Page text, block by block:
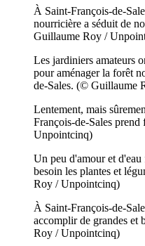
À Saint-François-de-
nourricière a séduit de
Guillaume Roy /
Les jardiniers amateurs
pour aménager la forêt
de-Sales. (© Guillaume
Lentement, mais
François-de-Sales
Unpointcinq)
Un peu d'amour et
besoin les plantes et
Roy / Unpointcinq)
À Saint-François-de-
accomplir de grandes et
Roy / Unpointcinq)